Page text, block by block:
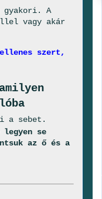
gyakori. A
vagy akár
szert,
a sebet.
legyen se
az ő és a